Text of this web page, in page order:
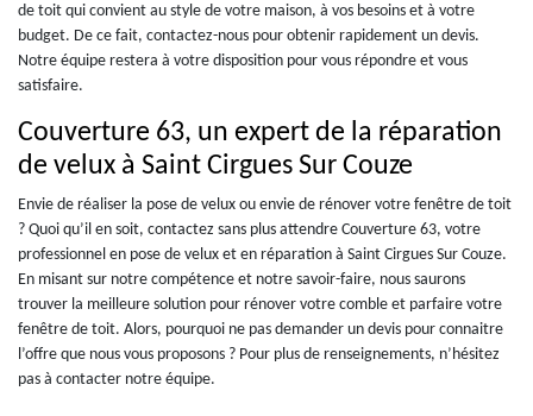
de toit qui convient au style de votre maison, à vos besoins et à votre
budget. De ce fait, contactez-nous pour obtenir rapidement un devis.
Notre équipe restera à votre disposition pour vous répondre et vous
satisfaire.
Couverture 63, un expert de la réparation
de velux à Saint Cirgues Sur Couze
Envie de réaliser la pose de velux ou envie de rénover votre fenêtre de toit
? Quoi qu’il en soit, contactez sans plus attendre Couverture 63, votre
professionnel en pose de velux et en réparation à Saint Cirgues Sur Couze.
En misant sur notre compétence et notre savoir-faire, nous saurons
trouver la meilleure solution pour rénover votre comble et parfaire votre
fenêtre de toit. Alors, pourquoi ne pas demander un devis pour connaitre
l’offre que nous vous proposons ? Pour plus de renseignements, n’hésitez
pas à contacter notre équipe.